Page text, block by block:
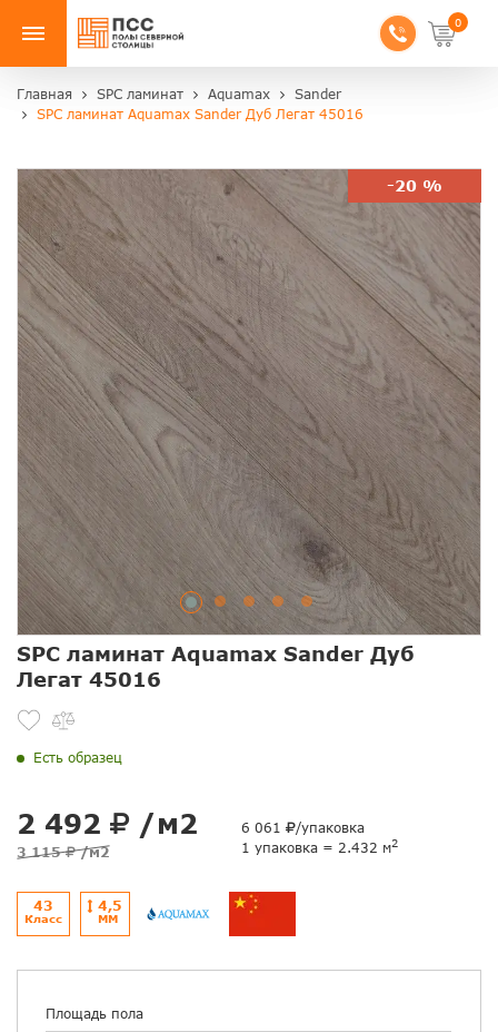
0
Главная SPC ламинат Aquamax
Sander
SPC ламинат Aquamax Sander Дуб Легат 45016
-20 %
SPC ламинат Aquamax Sander Дуб
Легат 45016
Есть образец
2 492 /м2
3 115 /м2
6 061
/упаковка
1 упаковка = 2.432 м2
43
Класс
4,5
ММ
Площадь пола